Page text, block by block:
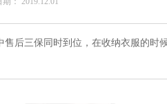
后三保同时到位，在收纳衣服的时